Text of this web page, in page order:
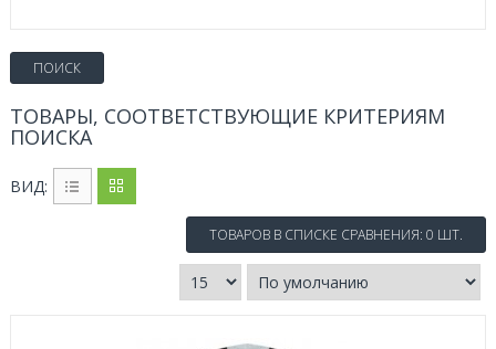
ТОВАРЫ, СООТВЕТСТВУЮЩИЕ КРИТЕРИЯМ
ПОИСКА
ВИД:
ТОВАРОВ В СПИСКЕ СРАВНЕНИЯ: 0 ШТ.